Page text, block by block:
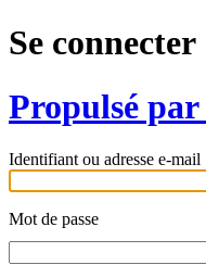
Se connecter
Propulsé
Identifiant ou adresse e-mail
Mot de passe